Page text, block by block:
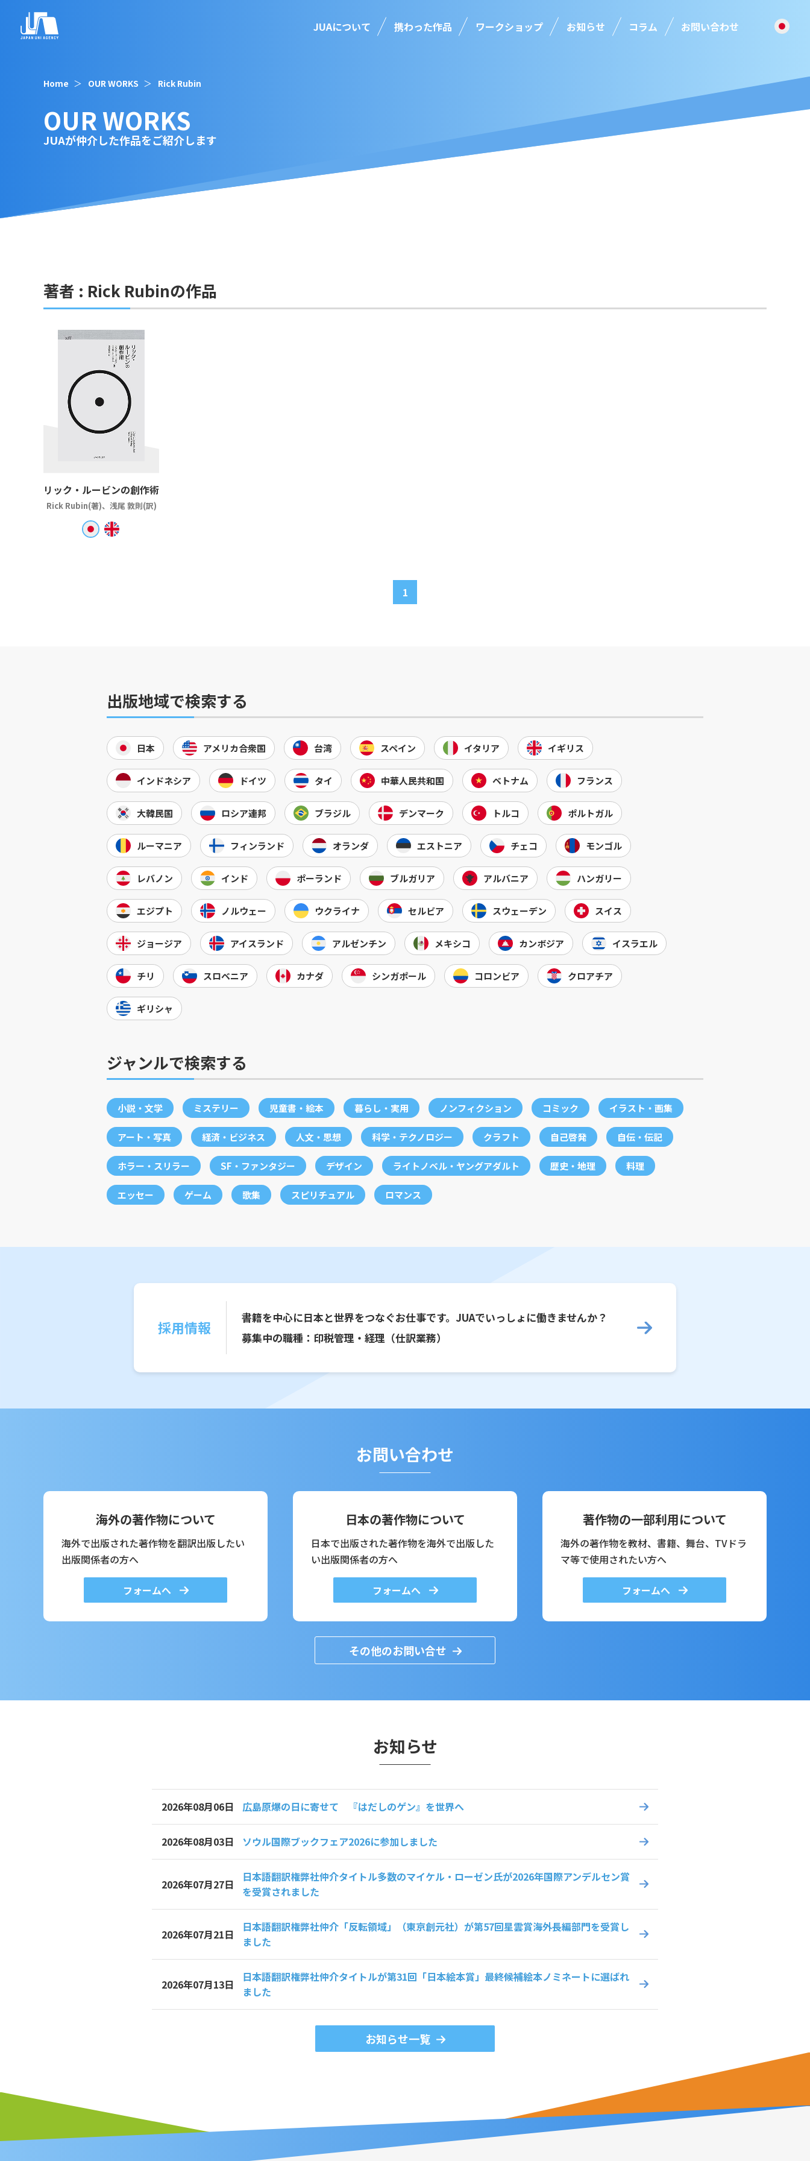
JUAについて 携わった作品 ワークショップ お知らせ コラム お問い合わせ
Home OUR WORKS Rick Rubin
OUR WORKS
JUAが仲介した作品をご紹介します
著者 : Rick Rubinの作品
リック・ルービンの創作術
Rick Rubin(著)、浅尾 敦則(訳)
1
出版地域で検索する
日本 アメリカ合衆国 台湾 スペイン イタリア イギリス
インドネシア ドイツ タイ 中華人民共和国 ベトナム フランス
大韓民国 ロシア連邦 ブラジル デンマーク トルコ ポルトガル
ルーマニア フィンランド オランダ エストニア チェコ モンゴル
レバノン インド ポーランド ブルガリア アルバニア ハンガリー
エジプト ノルウェー ウクライナ セルビア スウェーデン スイス
ジョージア アイスランド アルゼンチン メキシコ カンボジア イスラエル
チリ スロベニア カナダ シンガポール コロンビア クロアチア
ギリシャ
ジャンルで検索する
小説・文学 ミステリー 児童書・絵本 暮らし・実用 ノンフィクション コミック イラスト・画集
アート・写真 経済・ビジネス 人文・思想 科学・テクノロジー クラフト 自己啓発 自伝・伝記
ホラー・スリラー SF・ファンタジー デザイン ライトノベル・ヤングアダルト 歴史・地理 料理
エッセー ゲーム 歌集 スピリチュアル ロマンス
採用情報
書籍を中心に日本と世界をつなぐお仕事です。JUAでいっしょに働きませんか？
募集中の職種：印税管理・経理（仕訳業務）
お問い合わせ
海外の著作物について
海外で出版された著作物を翻訳出版したい
出版関係者の方へ
フォームへ
日本の著作物について
日本で出版された著作物を海外で出版した
い出版関係者の方へ
フォームへ
著作物の一部利用について
海外の著作物を教材、書籍、舞台、TVドラ
マ等で使用されたい方へ
フォームへ
その他のお問い合せ
お知らせ
2026年08月06日 広島原爆の日に寄せて 『はだしのゲン』を世界へ
2026年08月03日 ソウル国際ブックフェア2026に参加しました
2026年07月27日
日本語翻訳権弊社仲介タイトル多数のマイケル・ローゼン氏が2026年国際アンデルセン賞
を受賞されました
2026年07月21日
日本語翻訳権弊社仲介「反転領域」（東京創元社）が第57回星雲賞海外長編部門を受賞し
ました
2026年07月13日
日本語翻訳権弊社仲介タイトルが第31回「日本絵本賞」最終候補絵本ノミネートに選ばれ
ました
お知らせ一覧